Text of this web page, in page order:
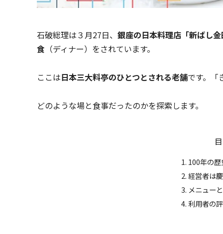
石破総理は３月27日、 銀座の日本料理店「新ばし
食 （ディナー）をされています。
ここは日本三大料亭のひとつとされる老舗です。「
どのような場と食事だったのかを探索します。
100年の
経営者は
メニュー
利用者の